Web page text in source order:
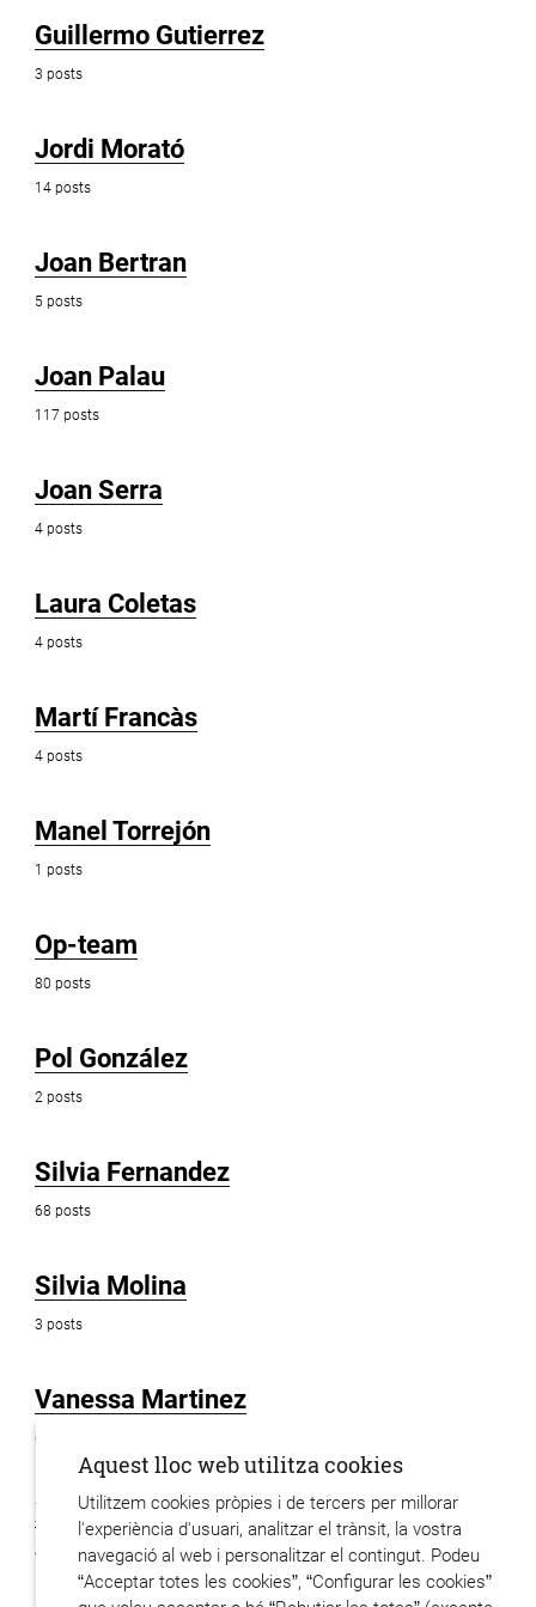
Guillermo Gutierrez
3 posts
Jordi Morató
14 posts
Joan Bertran
5 posts
Joan Palau
117 posts
Joan Serra
4 posts
Laura Coletas
4 posts
Martí Francàs
4 posts
Manel Torrejón
1 posts
Op-team
80 posts
Pol González
2 posts
Silvia Fernandez
68 posts
Silvia Molina
3 posts
Vanessa Martinez
6 posts
Xavier Hervas
48 posts
Aquest lloc web utilitza cookies
Utilitzem cookies pròpies i de tercers per millorar
l'experiència d'usuari, analitzar el trànsit, la vostra
navegació al web i personalitzar el contingut. Podeu
“Acceptar totes les cookies”, “Configurar les cookies”